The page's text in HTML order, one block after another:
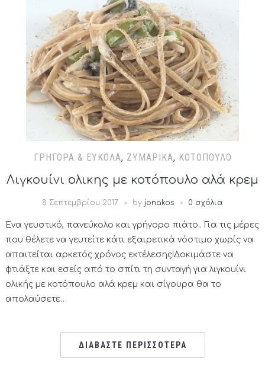
ΓΡΉΓΟΡΑ & ΕΎΚΟΛΑ, ΖΥΜΑΡΙΚΆ, ΚΟΤΌΠΟΥΛΟ
Λιγκουίνι ολικης με κοτόπουλο αλά κρεμ
8 Σεπτεμβρίου 2017 by jonakos 0 σχόλια
Ένα γευστικό, πανεύκολο και γρήγορο πιάτο.. Για τις μέρες
που θέλετε να γευτείτε κάτι εξαιρετικά νόστιμο χωρίς να
απαιτείται αρκετός χρόνος εκτέλεσης!Δοκιμάστε να
φτιάξτε και εσείς από το σπίτι τη συνταγή για λιγκουίνι
ολικής με κοτόπουλο αλά κρεμ και σίγουρα θα το
απολαύσετε…
ΔΙΑΒΑΣΤΕ ΠΕΡΙΣΣΟΤΕΡΑ